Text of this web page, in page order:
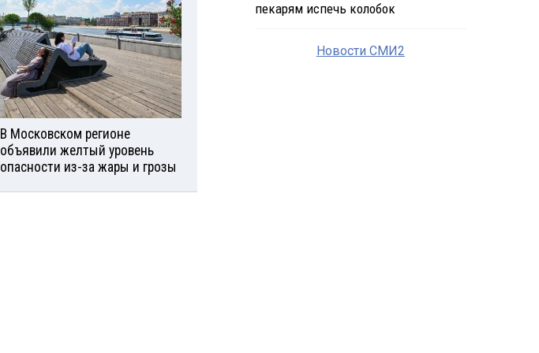
В Московском регионе
объявили желтый уровень
опасности из-за жары и грозы
пекарям испечь колобок
Новости СМИ2